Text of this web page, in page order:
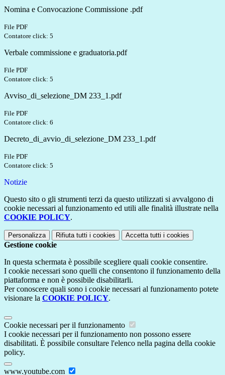
Nomina e Convocazione Commissione .pdf
File PDF
Contatore click: 5
Verbale commissione e graduatoria.pdf
File PDF
Contatore click: 5
Avviso_di_selezione_DM 233_1.pdf
File PDF
Contatore click: 6
Decreto_di_avvio_di_selezione_DM 233_1.pdf
File PDF
Contatore click: 5
Notizie
Questo sito o gli strumenti terzi da questo utilizzati si avvalgono di
cookie necessari al funzionamento ed utili alle finalità illustrate nella
COOKIE POLICY.
Personalizza Rifiuta tutti i cookies Accetta tutti i cookies
Gestione cookie
In questa schermata è possibile scegliere quali cookie consentire.
I cookie necessari sono quelli che consentono il funzionamento della
piattaforma e non è possibile disabilitarli.
Per conoscere quali sono i cookie necessari al funzionamento potete
visionare la COOKIE POLICY.
Cookie necessari per il funzionamento
I cookie necessari per il funzionamento non possono essere
disabilitati. È possibile consultare l'elenco nella pagina della cookie
policy.
www.youtube.com